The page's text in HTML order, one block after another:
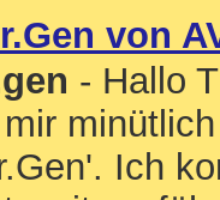
von
- Hallo
Ich